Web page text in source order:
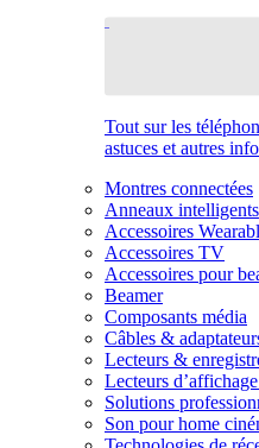
Tout sur les
astuces et autres
Montres connectées
Anneaux intelligents
Accessoires
Accessoires TV
Accessoires pour
Beamer
Composants média
Câbles &
Lecteurs &
Lecteurs
Solutions
Son pour home